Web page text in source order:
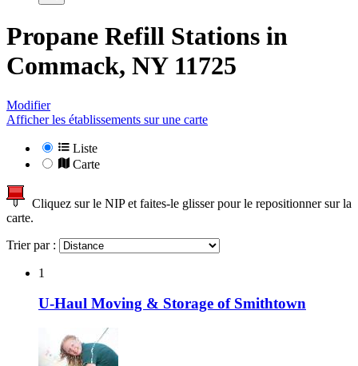
Propane Refill Stations in
Commack, NY 11725
Modifier
Afficher les établissements sur une carte
Liste
Carte
Cliquez sur le NIP et faites-le glisser pour le repositionner sur la
carte.
Trier par :
1
U-Haul Moving & Storage of Smithtown